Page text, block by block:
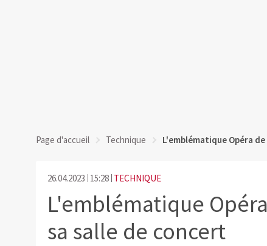
Page d'accueil Technique L'emblématique Opéra
26.04.2023 15:28 TECHNIQUE
L'emblématique
sa salle de concert